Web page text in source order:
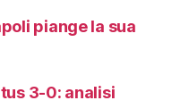
piange la sua
3-0: analisi